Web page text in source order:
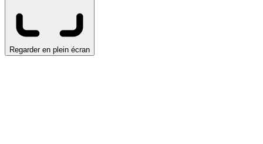
Regarder en plein écran